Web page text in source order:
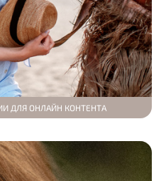
ДЛЯ ОНЛАЙН КОНТЕНТА